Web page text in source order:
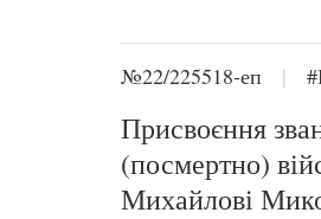
№22/225518-еп |
Присвоєння
(посмертно)
Михайлові